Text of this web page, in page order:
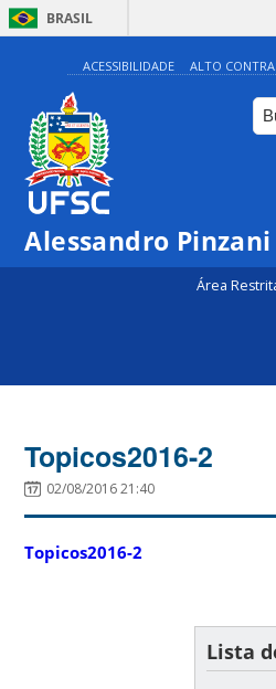
BRASIL
ACESSIBILIDADE ALTO
Alessandro Pinzani
Área
Topicos2016-2
02/08/2016 21:40
Topicos2016-2
Lista